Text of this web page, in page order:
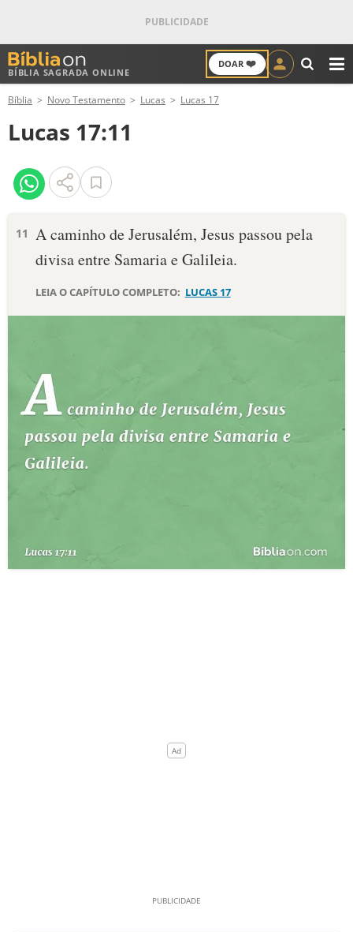
BÍBLIA SAGRADA ONLINE
DOAR ❤️
ANTIGO TESTAMENTO
NOVO TESTAMENTO
VERSÍCULOS
PALAVRA DO DIA
10 MANDAMENTOS
ESTUDOS BÍBLICOS
ESBOÇOS DE PREGAÇÃO
PERGUNTE À BÍBLIA
Bíblia Novo Testamento Lucas Lucas 17
Lucas 17:11
11 A caminho de Jerusalém, Jesus passou pela
divisa entre Samaria e Galileia.
LEIA O CAPÍTULO COMPLETO: LUCAS 17